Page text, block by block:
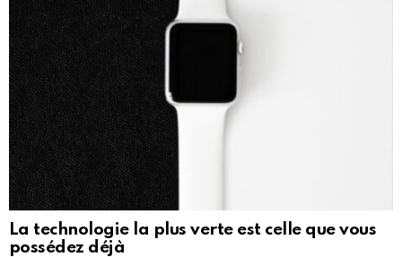
La technologie la plus verte est celle que vous
possédez déjà